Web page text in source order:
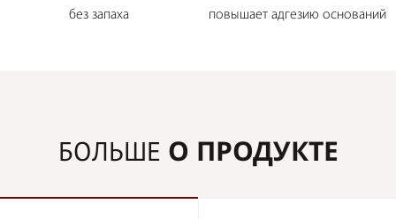
без запаха повышает адгезию оснований
БОЛЬШЕ О ПРОДУКТЕ